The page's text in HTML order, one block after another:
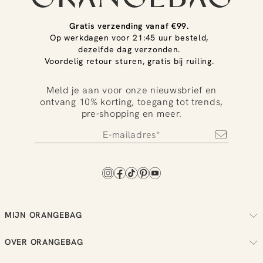
Gratis verzending vanaf €99.
Op werkdagen voor 21:45 uur besteld,
dezelfde dag verzonden.
Voordelig retour sturen, gratis bij ruiling.
Meld je aan voor onze nieuwsbrief en
ontvang 10% korting, toegang tot trends,
pre-shopping en meer.
MIJN ORANGEBAG
Regel je retouren
OVER ORANGEBAG